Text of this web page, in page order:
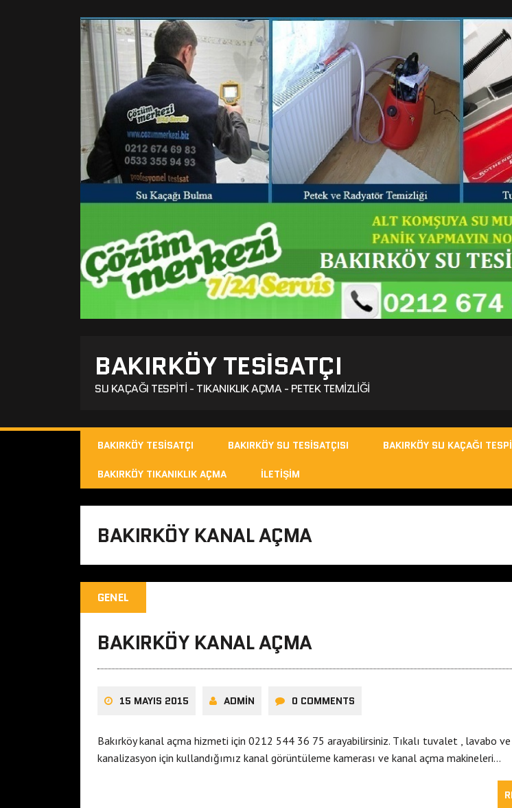
BAKIRKÖY TESISATÇI
SU KAÇAĞI TESPITI - TIKANIKLIK AÇMA - PETEK TEMIZLIĞI
BAKIRKÖY TESISATÇI BAKIRKÖY SU TESISATÇISI BAKIRKÖY SU KAÇAĞI
BAKIRKÖY TIKANIKLIK AÇMA İLETIŞIM
BAKIRKÖY KANAL AÇMA
GENEL
BAKIRKÖY KANAL AÇMA
15 MAYIS 2015 ADMIN 0 COMMENTS
Bakırköy kanal açma hizmeti için 0212 544 36 75 arayabilirsiniz. Tıkalı tuvalet , lavabo ve
kanalizasyon için kullandığımız kanal görüntüleme kamerası ve kanal açma makineleri…